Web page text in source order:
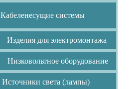
Кабеленесущие системы
Изделия для электромонтажа
Низковольтное оборудование
Источники света (лампы)